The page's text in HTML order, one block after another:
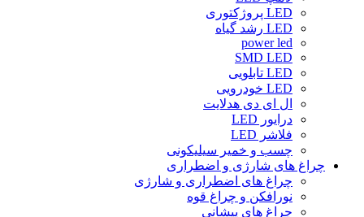
LED پروژکتوری
LED رشد گیاه
power led
SMD LED
LED تابلویی
LED خودرویی
ال ای دی هدلایت
درایور LED
فلاشر LED
چسب و خمیر سیلیکونی
چراغ های شارژی و اضطراری
چراغ های اضطراری و شارژی
نورافکن و چراغ قوه
چراغ های پیشانی